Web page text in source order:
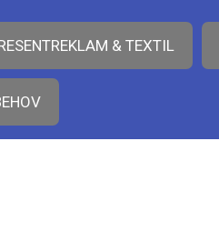
& TEXTIL